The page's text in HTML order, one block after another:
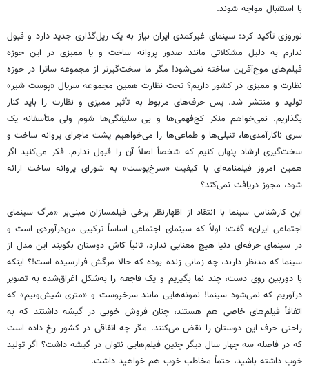
با استقبال مواجه شوند.
نوروزی تأکید کرد: سینمای غیرکمدی ایران نیاز به یک ریل‌گذاری جدید دارد و قبول
ندارم به دلیل مشکلاتی مانند صدور پروانه ساخت و یا ممیزی در این حوزه
فیلم‌های موج‌آفرین ساخته نمی‌شود! مگر ما سخت‌گیرتر از مجموعه ساترا در حوزه
نظارت و ممیزی در کشور داریم؟ تحت نظارت همین مجموعه سریال «پوست شیر»
تولید و منتشر شد. پس حرف‌های مربوط به تأثیر ممیزی و نظارت را باید کنار
بگذاریم. نمی‌خواهم منکر کج‌فهمی‌ها و بی سلیقگی‌ها شوم ولی متأسفانه یک
سری ناکارآمدی‌ها، تنبلی‌ها و طماعی‌ها را می‌خواهیم پشت ماجرای پروانه ساخت و
سخت‌گیری ارشاد پنهان کنیم که شخصاً اصلاً آن را قبول ندارم. فکر می‌کنید اگر
همین امروز فیلمنامه‌ای با کیفیت «سرخ‌پوست» به شورای پروانه ساخت ارائه
شود، مجوز دریافت نمی‌کند؟
این کارشناس سینما با انتقاد از اظهارنظر برخی فیلمسازان مبنی‌بر «مرگ سینمای
اجتماعی ایران» گفت: اولاً که سینمای اجتماعی اساساً ترکیبی من‌درآوردی است و
در سینمای حرفه‌ای دنیا هیچ معنایی ندارد، ثانیاً کاش دوستان بگویند این مدل از
سینما که مدنظر دارند، چه زمانی زنده بوده که حالا مرگش فرارسیده است!؟ اینکه
با دوربین روی دست، چند نما بگیریم و یک فاجعه را به‌شکل اغراق‌شده به تصویر
درآوریم که نمی‌شود سینما! نمونه‌هایی مانند سرخپوست و «متری شیش‌ونیم» که
اتفاقاً فیلم‌های خاصی هم هستند، چنان فروش خوبی در گیشه داشتند که به
راحتی حرف این دوستان را نقض می‌کنند. مگر چه اتفاقی در کشور رخ داده است
که در فاصله سه چهار سال دیگر چنین فیلم‌هایی نتوان در گیشه داشت؟ اگر تولید
خوب داشته باشید، حتماً مخاطب خوب هم خواهید داشت.